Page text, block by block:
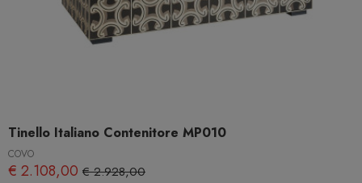
Tinello Italiano Contenitore MP010
COVO
€ 2.108,00 € 2.928,00